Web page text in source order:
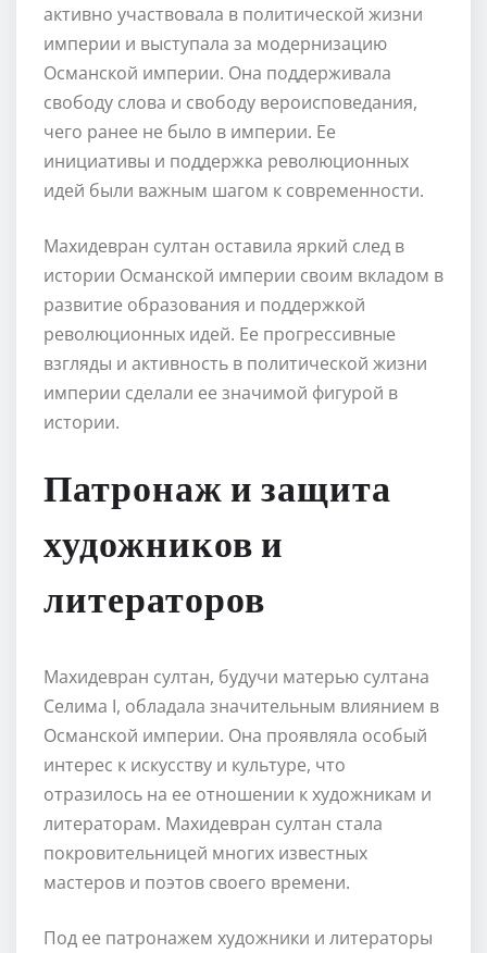
активно участвовала в политической жизни
империи и выступала за модернизацию
Османской империи. Она поддерживала
свободу слова и свободу вероисповедания,
чего ранее не было в империи. Ее
инициативы и поддержка революционных
идей были важным шагом к современности.
Mахидевран султан оставила яркий след в
истории Османской империи своим вкладом в
развитие образования и поддержкой
революционных идей. Ее прогрессивные
взгляды и активность в политической жизни
империи сделали ее значимой фигурой в
истории.
Патронаж и защита
художников и
литераторов
Махидевран султан, будучи матерью султана
Селима I, обладала значительным влиянием в
Османской империи. Она проявляла особый
интерес к искусству и культуре, что
отразилось на ее отношении к художникам и
литераторам. Махидевран султан стала
покровительницей многих известных
мастеров и поэтов своего времени.
Под ее патронажем художники и литераторы